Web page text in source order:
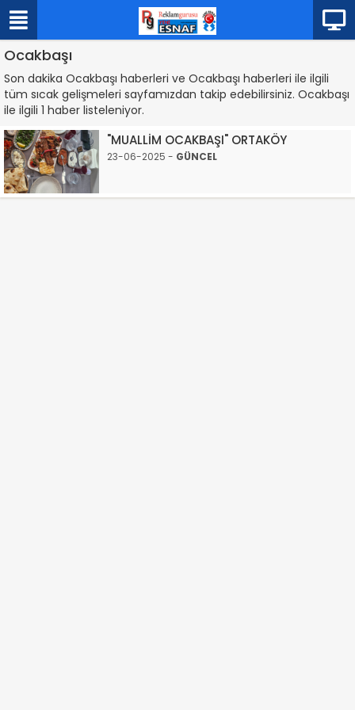
Ocakbaşı
Son dakika Ocakbaşı haberleri ve Ocakbaşı haberleri ile ilgili
tüm sıcak gelişmeleri sayfamızdan takip edebilirsiniz. Ocakbaşı
ile ilgili 1 haber listeleniyor.
"MUALLİM OCAKBAŞI" ORTAKÖY
23-06-2025 - GÜNCEL